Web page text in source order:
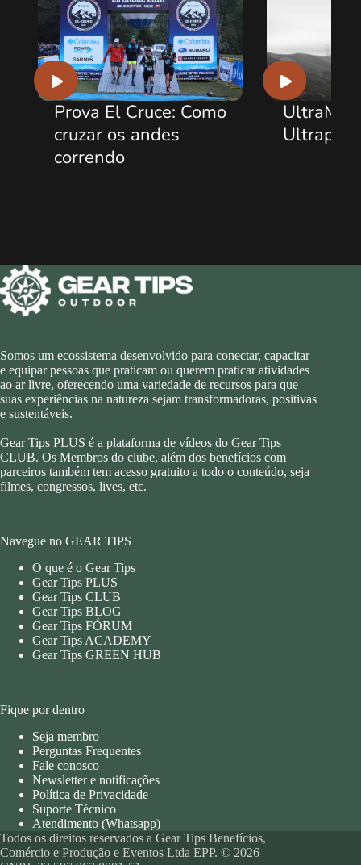
Prova El Cruce: Como
cruzar os andes
correndo
Somos um ecossistema desenvolvido para conectar, capacitar
e equipar pessoas que praticam ou querem praticar atividades
ao ar livre, oferecendo uma variedade de recursos para que
suas experiências na natureza sejam transformadoras, positivas
e sustentáveis.
Gear Tips PLUS é a plataforma de vídeos do Gear Tips
CLUB. Os Membros do clube, além dos benefícios com
parceiros também tem acesso gratuito a todo o conteúdo, seja
filmes, congressos, lives, etc.
Navegue no GEAR TIPS
O que é o Gear Tips
Gear Tips PLUS
Gear Tips CLUB
Gear Tips BLOG
Gear Tips FÓRUM
Gear Tips ACADEMY
Gear Tips GREEN HUB
Fique por dentro
Seja membro
Perguntas Frequentes
Fale conosco
Newsletter e notificações
Política de Privacidade
Suporte Técnico
Atendimento (Whatsapp)
Todos os direitos reservados a Gear Tips Benefícios,
Comércio e Produção e Eventos Ltda EPP. © 2026